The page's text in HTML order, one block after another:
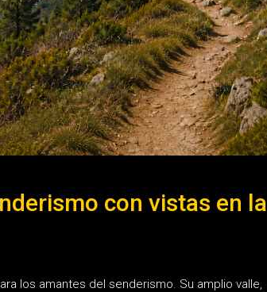
con vistas en la
los amantes del senderismo. Su amplio valle,